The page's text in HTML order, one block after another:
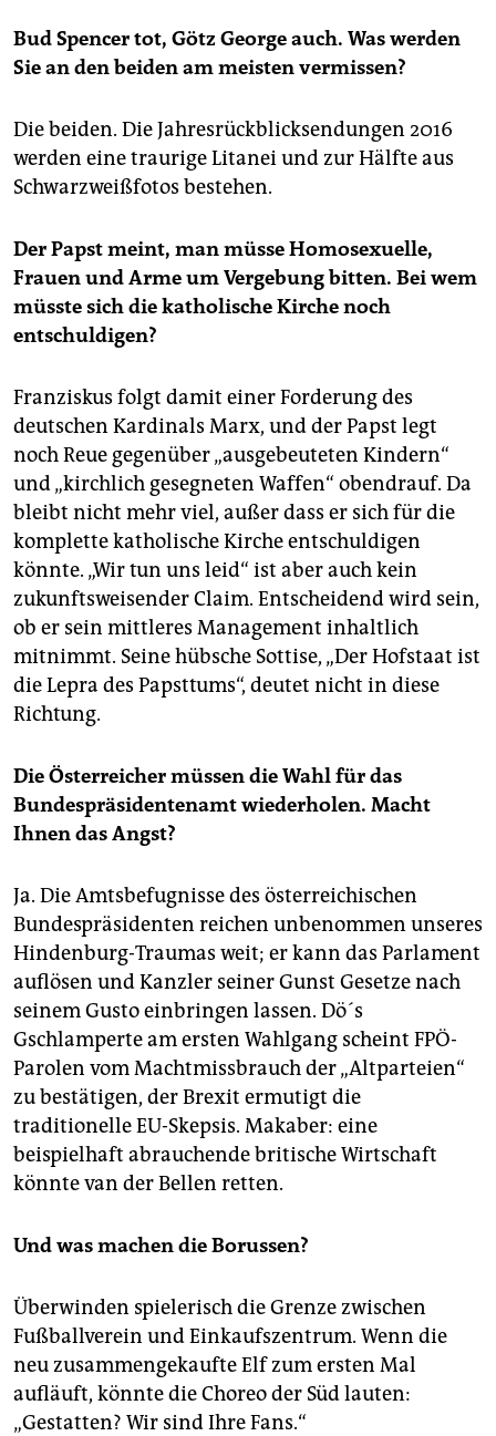
Bud Spencer tot, Götz George auch. Was werden
Sie an den beiden am meisten vermissen?
Die beiden. Die Jahresrückblicksendungen 2016
werden eine traurige Litanei und zur Hälfte aus
Schwarzweißfotos bestehen.
Der Papst meint, man müsse Homosexuelle,
Frauen und Arme um Vergebung bitten. Bei wem
müsste sich die katholische Kirche noch
entschuldigen?
Franziskus folgt damit einer Forderung des
deutschen Kardinals Marx, und der Papst legt
noch Reue gegenüber „ausgebeuteten Kindern“
und „kirchlich gesegneten Waffen“ obendrauf. Da
bleibt nicht mehr viel, außer dass er sich für die
komplette katholische Kirche entschuldigen
könnte. „Wir tun uns leid“ ist aber auch kein
zukunftsweisender Claim. Entscheidend wird sein,
ob er sein mittleres Management inhaltlich
mitnimmt. Seine hübsche Sottise, „Der Hofstaat ist
die Lepra des Papsttums“, deutet nicht in diese
Richtung.
Die Österreicher müssen die Wahl für das
Bundespräsidentenamt wiederholen. Macht
Ihnen das Angst?
Ja. Die Amtsbefugnisse des österreichischen
Bundespräsidenten reichen unbenommen unseres
Hindenburg-Traumas weit; er kann das Parlament
auflösen und Kanzler seiner Gunst Gesetze nach
seinem Gusto einbringen lassen. Dö´s
Gschlamperte am ersten Wahlgang scheint FPÖ-
Parolen vom Machtmissbrauch der „Altparteien“
zu bestätigen, der Brexit ermutigt die
traditionelle EU-Skepsis. Makaber: eine
beispielhaft abrauchende britische Wirtschaft
könnte van der Bellen retten.
Und was machen die Borussen?
Überwinden spielerisch die Grenze zwischen
Fußballverein und Einkaufszentrum. Wenn die
neu zusammengekaufte Elf zum ersten Mal
aufläuft, könnte die Choreo der Süd lauten:
„Gestatten? Wir sind Ihre Fans.“